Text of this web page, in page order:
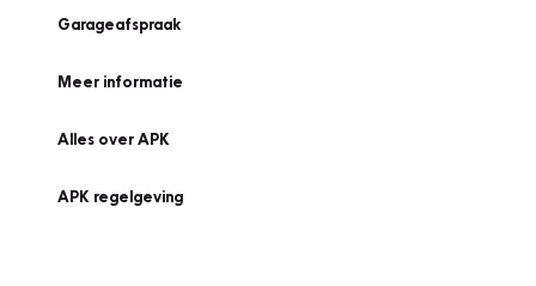
Garageafspraak
Meer informatie
Alles over APK
APK regelgeving